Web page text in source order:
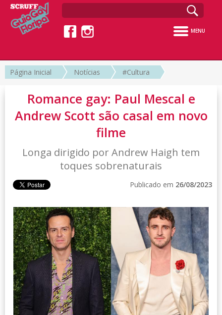
MENU
Página Inicial Notícias #Cultura
Romance gay: Paul Mescal e
Andrew Scott são casal em novo
filme
Longa dirigido por Andrew Haigh tem
toques sobrenaturais
Publicado em 26/08/2023